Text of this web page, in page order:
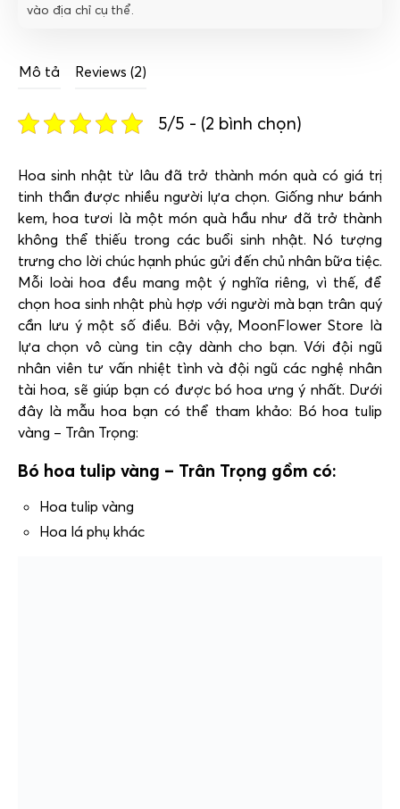
vào địa chỉ cụ thể.
Mô tả Reviews (2)
5/5 - (2 bình chọn)
Hoa sinh nhật từ lâu đã trở thành món quà có giá trị
tinh thần được nhiều người lựa chọn. Giống như bánh
kem, hoa tươi là một món quà hầu như đã trở thành
không thể thiếu trong các buổi sinh nhật. Nó tượng
trưng cho lời chúc hạnh phúc gửi đến chủ nhân bữa tiệc.
Mỗi loài hoa đều mang một ý nghĩa riêng, vì thế, để
chọn hoa sinh nhật phù hợp với người mà bạn trân quý
cần lưu ý một số điều. Bởi vậy, MoonFlower Store là
lựa chọn vô cùng tin cậy dành cho bạn. Với đội ngũ
nhân viên tư vấn nhiệt tình và đội ngũ các nghệ nhân
tài hoa, sẽ giúp bạn có được bó hoa ưng ý nhất. Dưới
đây là mẫu hoa bạn có thể tham khảo: Bó hoa tulip
vàng – Trân Trọng:
Bó hoa tulip vàng – Trân Trọng gồm có:
Hoa tulip vàng
Hoa lá phụ khác